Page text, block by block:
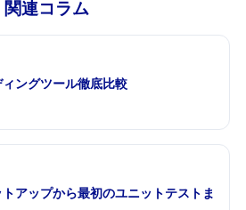
関連コラム
Code — AIコーディングツール徹底比較
— セットアップから最初のユニットテストま